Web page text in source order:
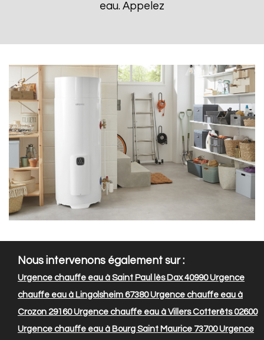
eau. Appelez
Nous intervenons également sur :
Urgence chauffe eau à Saint Paul lès Dax 40990Urgence
chauffe eau à Lingolsheim 67380Urgence chauffe eau à
Crozon 29160Urgence chauffe eau à Villers Cotterêts 02600
Urgence chauffe eau à Bourg Saint Maurice 73700Urgence